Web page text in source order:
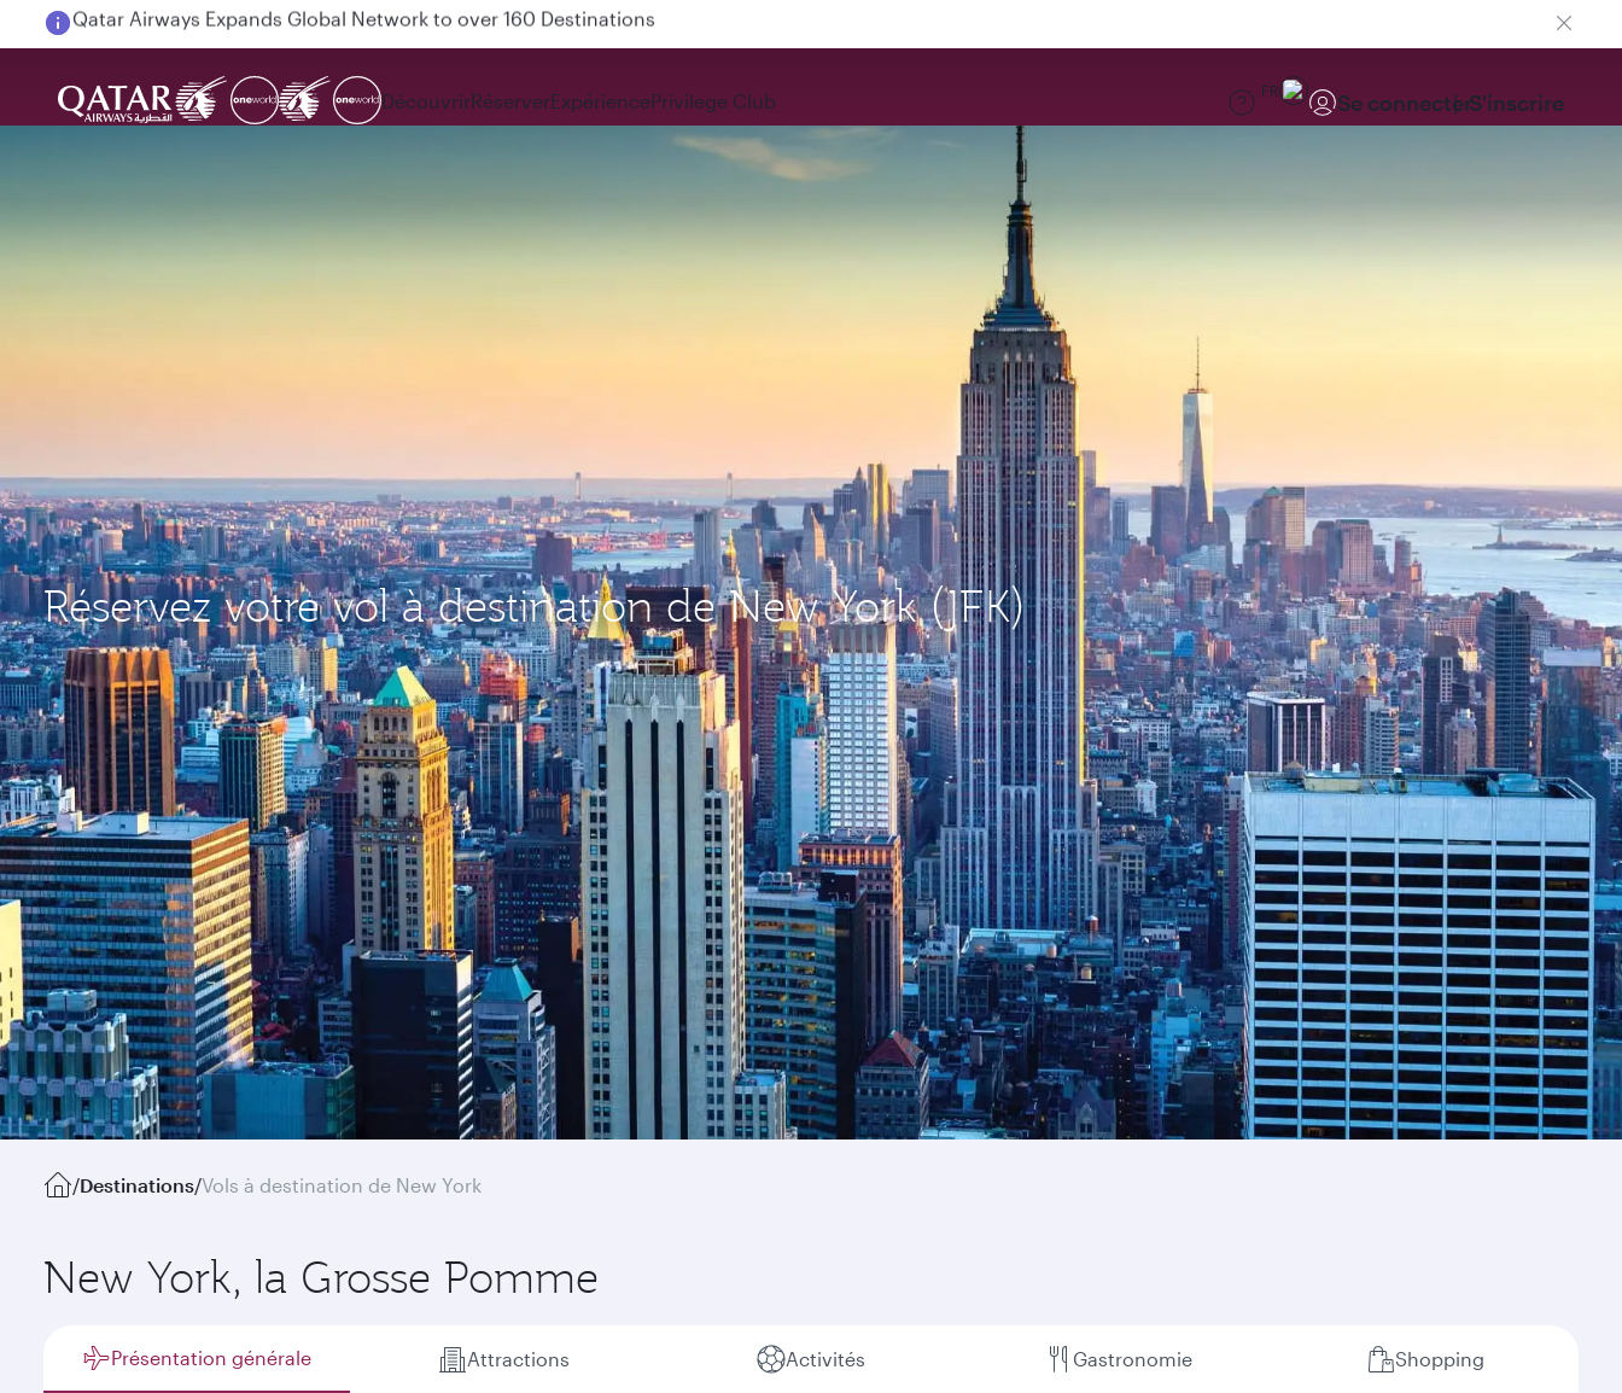
Passengers flying between Doha and Auckland on QR914 and QR915
DécouvrirRéserverExpériencePrivilege Club FR Se connecterS'inscrire
Réservez votre vol à destination de New York (JFK)
/Destinations/Vols à destination de New York
New York, la Grosse Pomme
Présentation générale Attractions Activités Gastronomie Shopping